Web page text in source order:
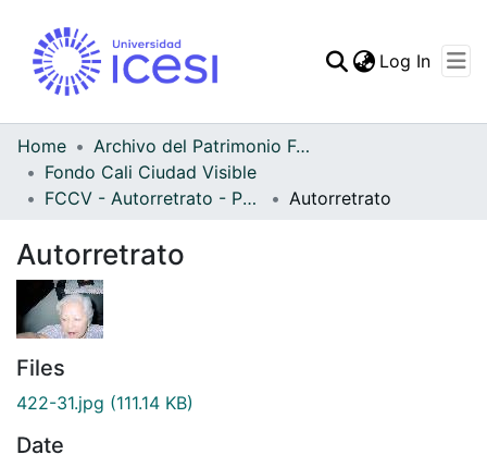
Log In
Home
Archivo del Patrimonio Fotográfico y Fílmico del Valle del Cauca
Fondo Cali Ciudad Visible
FCCV - Autorretrato - Patrimonial
Autorretrato
Autorretrato
Files
422-31.jpg (111.14 KB)
Date